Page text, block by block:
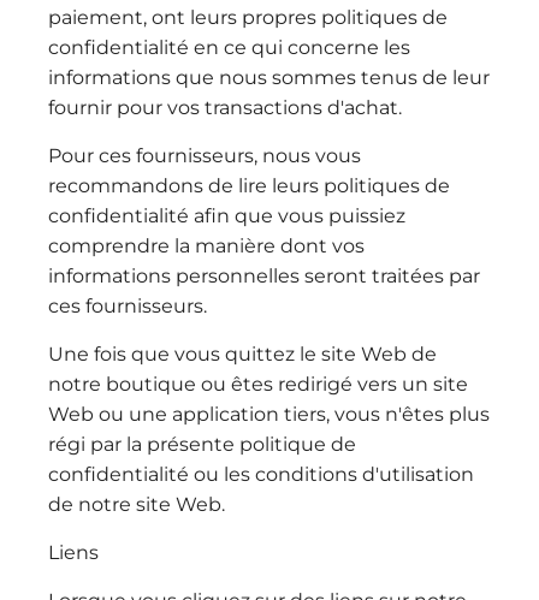
paiement, ont leurs propres politiques de
confidentialité en ce qui concerne les
informations que nous sommes tenus de leur
fournir pour vos transactions d'achat.
Pour ces fournisseurs, nous vous
recommandons de lire leurs politiques de
confidentialité afin que vous puissiez
comprendre la manière dont vos
informations personnelles seront traitées par
ces fournisseurs.
Une fois que vous quittez le site Web de
notre boutique ou êtes redirigé vers un site
Web ou une application tiers, vous n'êtes plus
régi par la présente politique de
confidentialité ou les conditions d'utilisation
de notre site Web.
Liens